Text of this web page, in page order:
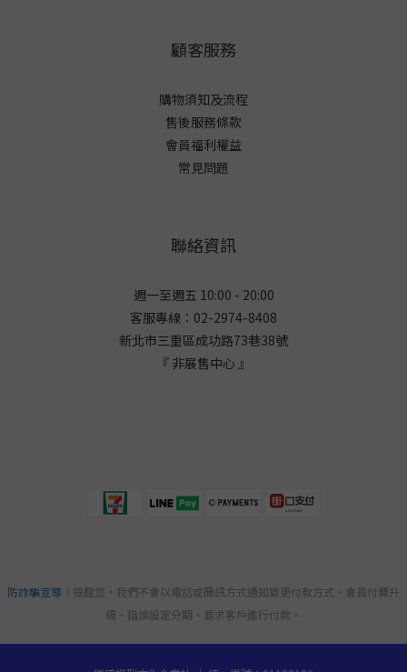
顧客服務
購物須知及流程
售後服務條款
會員福利權益
常見問題
聯絡資訊
週一至週五 10:00 - 20:00
客服專線：02-2974-8408
新北市三重區成功路73巷38號
『 非展售中心 』
防詐騙宣導 ｜提醒您，我們不會以電話或簡訊方式通知變更付款方式、會員付費升
級、錯誤設定分期、要求客戶進行付款。